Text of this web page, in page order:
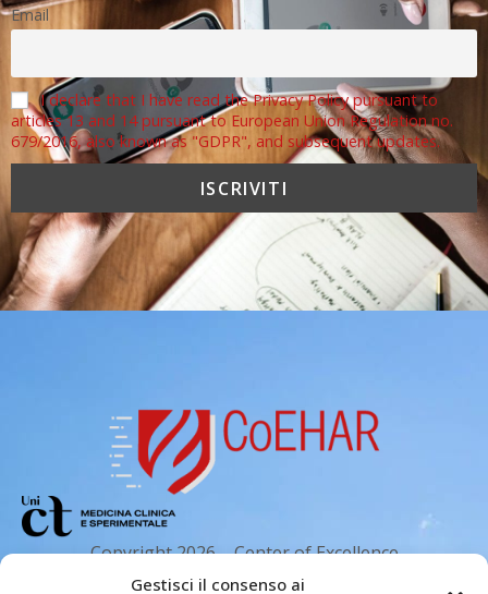
Gestisci il consenso ai
Email
I declare that I have read the Privacy Policy pursuant to
articles 13 and 14 pursuant to European Union Regulation no.
679/2016, also known as "GDPR", and subsequent updates.
Copyright 2026 – Center of Excellence
for the acceleration of Harm Reduction.